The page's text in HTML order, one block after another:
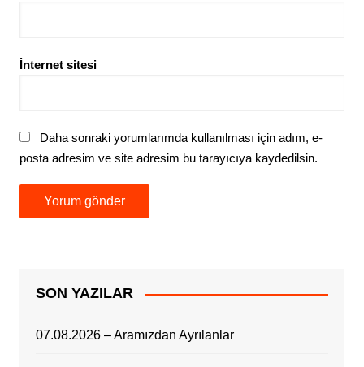
İnternet sitesi
Daha sonraki yorumlarımda kullanılması için adım, e-
posta adresim ve site adresim bu tarayıcıya kaydedilsin.
SON YAZILAR
07.08.2026 – Aramızdan Ayrılanlar